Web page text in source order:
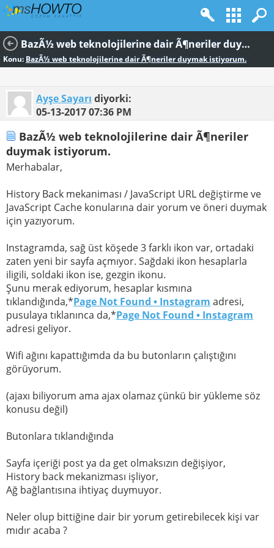
BazÃ½ web teknolojilerine dair Ã¶neriler duymak istiyorum.
Konu: BazÃ½ web teknolojilerine dair Ã¶neriler duymak istiyorum.
Ayşe Sayarı diyorki:
05-13-201707:36 PM
BazÃ½ web teknolojilerine dair Ã¶neriler
duymak istiyorum.
Merhabalar,
History Back mekaniması / JavaScript URL değiştirme ve
JavaScript Cache konularına dair yorum ve öneri duymak
için yazıyorum.
Instagramda, sağ üst köşede 3 farklı ikon var, ortadaki
zaten yeni bir sayfa açmıyor. Sağdaki ikon hesaplarla
iligili, soldaki ikon ise, gezgin ikonu.
Şunu merak ediyorum, hesaplar kısmına
tıklandığında,*Page Not Found • Instagram adresi,
pusulaya tıklanınca da,*Page Not Found • Instagram
adresi geliyor.
Wifi ağını kapattığımda da bu butonların çalıştığını
görüyorum.
(ajaxı biliyorum ama ajax olamaz çünkü bir yükleme söz
konusu değil)
Butonlara tıklandığında
Sayfa içeriği post ya da get olmaksızın değişiyor,
History back mekanizması işliyor,
Ağ bağlantısına ihtiyaç duymuyor.
Neler olup bittiğine dair bir yorum getirebilecek kişi var
mıdır acaba ?